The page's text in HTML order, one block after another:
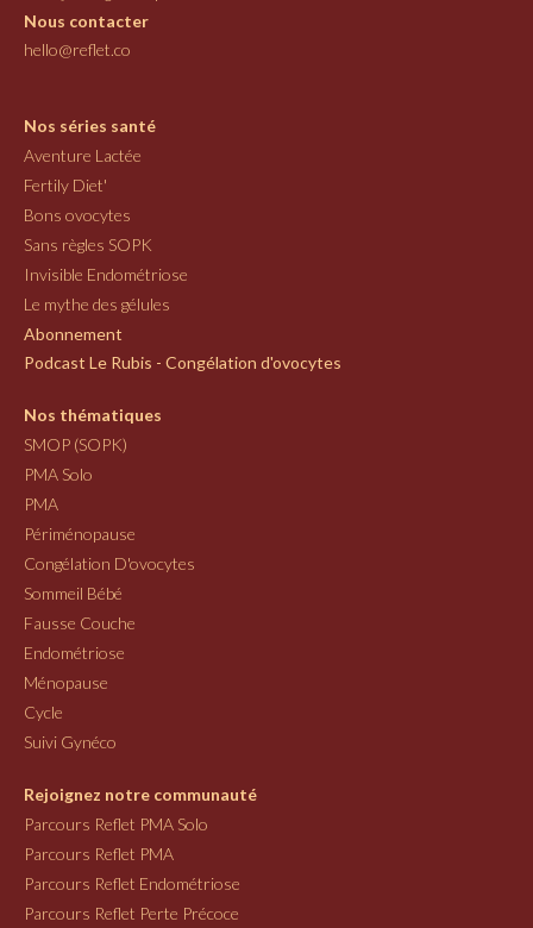
Nous contacter
hello@reflet.co
Nos séries santé
Aventure Lactée
Fertily Diet'
Bons ovocytes
Sans règles SOPK
Invisible Endométriose
Le mythe des gélules
Abonnement
Podcast Le Rubis - Congélation d'ovocytes
Nos thématiques
SMOP (SOPK)
PMA Solo
PMA
Périménopause
Congélation D'ovocytes
Sommeil Bébé
Fausse Couche
Endométriose
Ménopause
Cycle
Suivi Gynéco
Rejoignez notre communauté
Parcours Reflet PMA Solo
Parcours Reflet PMA
Parcours Reflet Endométriose
Parcours Reflet Perte Précoce